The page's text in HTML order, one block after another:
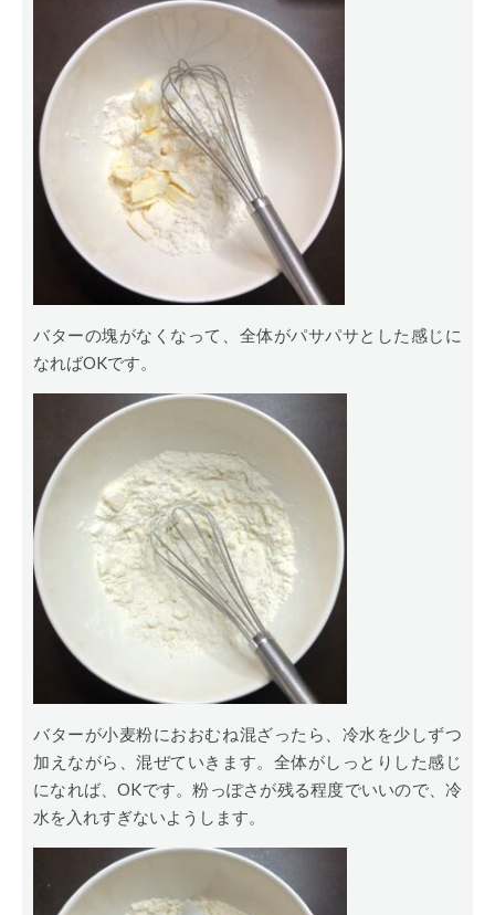
バターの塊がなくなって、全体がパサパサとした感じに
なればOKです。
バターが小麦粉におおむね混ざったら、冷水を少しずつ
加えながら、混ぜていきます。全体がしっとりした感じ
になれば、OKです。粉っぽさが残る程度でいいので、冷
水を入れすぎないようします。